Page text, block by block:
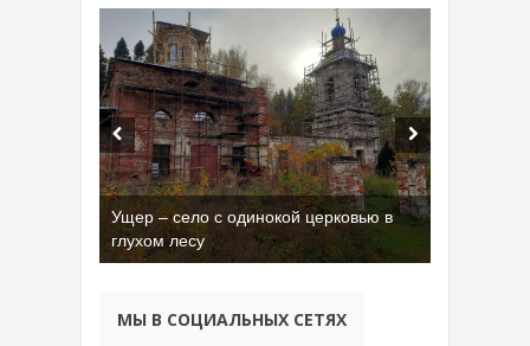
Ущер – село с одинокой церковью в
глухом лесу
Бывшая танковая часть имени Сухэ-
Батора во Владимире
МЫ В СОЦИАЛЬНЫХ СЕТЯХ